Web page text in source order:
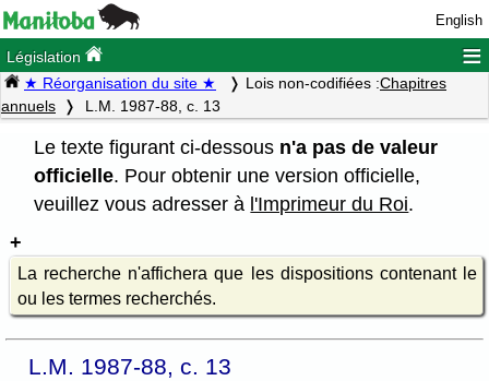
English
Législation ≡
★ Réorganisation du site ★ Lois non-codifiées :Chapitres
annuels
L.M. 1987-88, c. 13
Le texte figurant ci-dessous n'a pas de valeur
officielle. Pour obtenir une version officielle,
veuillez vous adresser à l'Imprimeur du Roi.
La recherche n'affichera que les dispositions contenant le
ou les termes recherchés.
L.M. 1987-88, c. 13